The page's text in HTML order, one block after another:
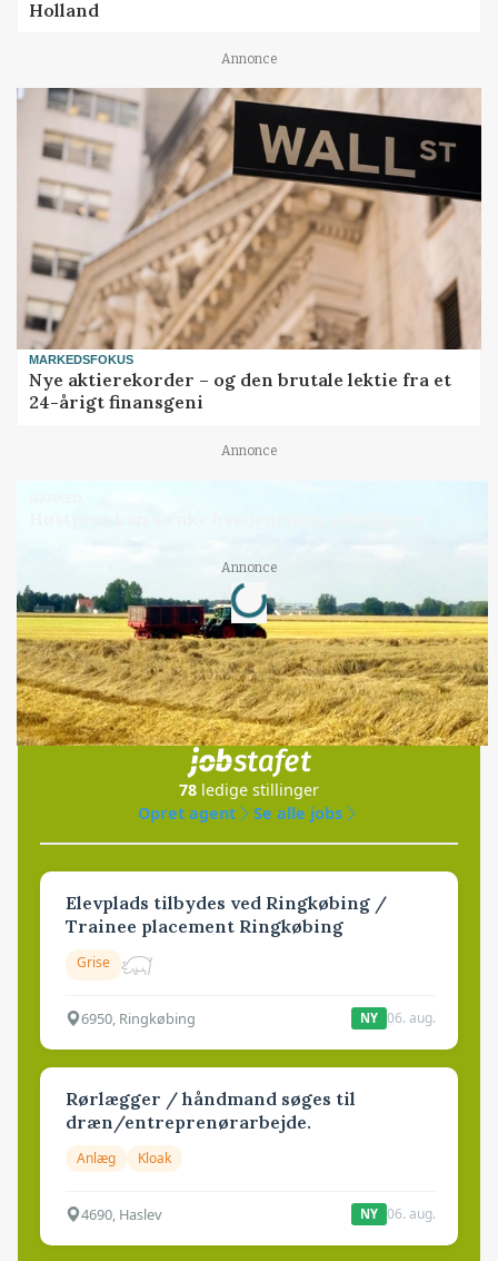
Holland
Annonce
MARKEDSFOKUS
Nye aktierekorder – og den brutale lektie fra et
24-årigt finansgeni
Annonce
Annonce
Loading...
Jobs
i samarbejde med
78 ledige stillinger
Opret agent
Se alle jobs
Elevplads tilbydes ved Ringkøbing /
Trainee placement Ringkøbing
Grise
6950, Ringkøbing NY 06. aug.
Rørlægger / håndmand søges til
dræn/entreprenørarbejde.
Anlæg Kloak
4690, Haslev NY 06. aug.